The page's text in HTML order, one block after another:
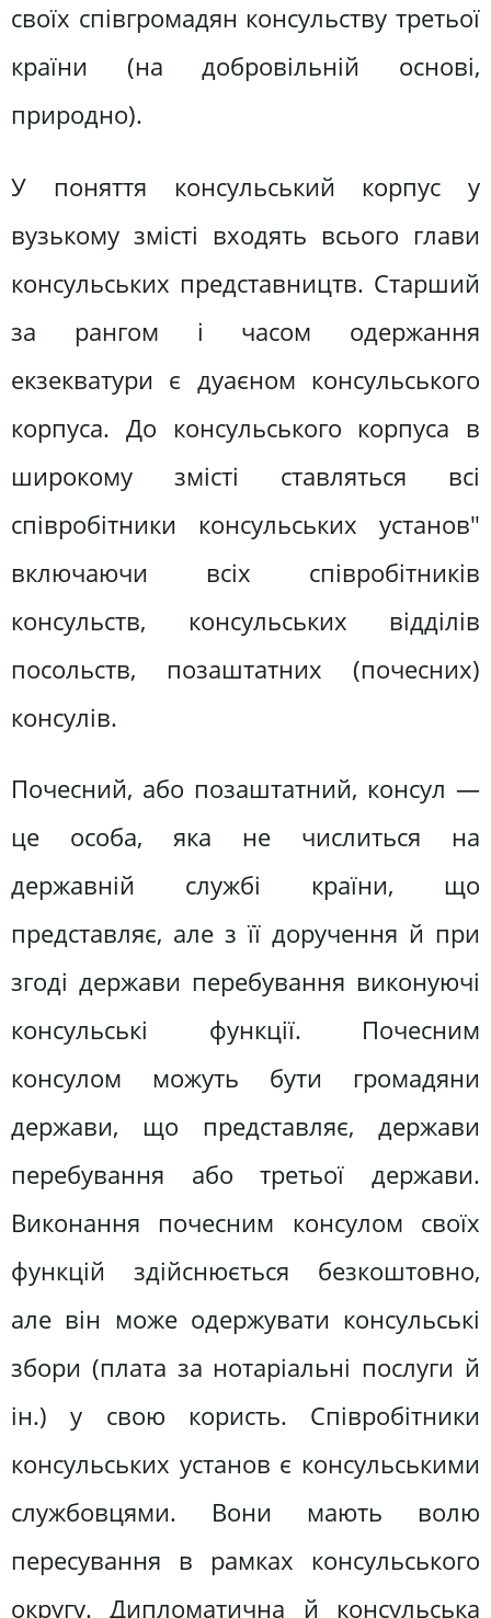
своїх співгромадян консульству третьої
країни (на добровільній основі,
природно).
У поняття консульський корпус у
вузькому змісті входять всього глави
консульських представництв. Старший
за рангом і часом одержання
екзекватури є дуаєном консульського
корпуса. До консульського корпуса в
широкому змісті ставляться всі
співробітники консульських установ"
включаючи всіх співробітників
консульств, консульських відділів
посольств, позаштатних (почесних)
консулів.
Почесний, або позаштатний, консул —
це особа, яка не числиться на
державній службі країни, що
представляє, але з її доручення й при
згоді держави перебування виконуючі
консульські функції. Почесним
консулом можуть бути громадяни
держави, що представляє, держави
перебування або третьої держави.
Виконання почесним консулом своїх
функцій здійснюється безкоштовно,
але він може одержувати консульські
збори (плата за нотаріальні послуги й
ін.) у свою користь. Співробітники
консульських установ є консульськими
службовцями. Вони мають волю
пересування в рамках консульського
округу. Дипломатична й консульська